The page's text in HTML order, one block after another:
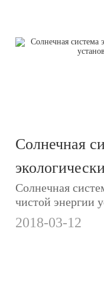
Солнечная
установлена
Солнечная
чистой энергии
В комплект
Motoma
2018-03-12